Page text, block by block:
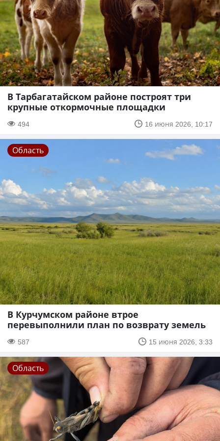
В Тарбагатайском районе построят три
крупные откормочные площадки
494 16 июня 2026, 10:17
Область
В Курчумском районе втрое
перевыполнили план по возврату земель
587 15 июня 2026, 3:33
Область